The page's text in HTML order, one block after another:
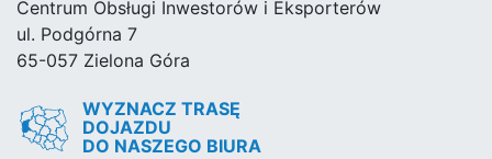
Centrum Obsługi Inwestorów i Eksporterów
ul. Podgórna 7
65-057 Zielona Góra
WYZNACZ TRASĘ
DOJAZDU
DO NASZEGO BIURA